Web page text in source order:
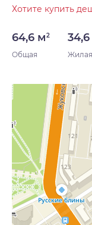
Хотите купить
64,6 м2
Общая Жилая